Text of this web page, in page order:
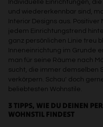
Individuelle Einrichtungen,
und wiedererkennbar sind,
Interior Designs aus.
jedem Einrichtungstrend
ganz persönlichen Linie treu
Inneneinrichtung im Grunde
man für seine Räume nach
sucht, die immer demselben
verkörpern. Schau' doch
beliebtesten Wohnstile.
3 TIPPS, WIE DU DEINEN
WOHNSTIL FINDEST